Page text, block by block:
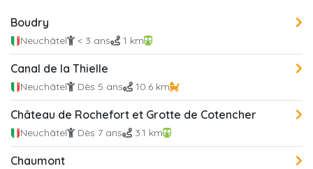
Boudry
Neuchâtel < 3 ans 1 km
Canal de la Thielle
Neuchâtel Dès 5 ans 10.6 km
Château de Rochefort et Grotte de Cotencher
Neuchâtel Dès 7 ans 3.1 km
Chaumont